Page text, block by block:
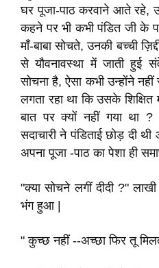
घर पूजा-पाठ करवाने आते रहे,
कहने पर भी कभी पंडित जी के
माँ-बाबा सोचते, उनकी बच्ची
से यौवनावस्था में जाती हुई
सोचना है, ऐसा कभी उन्होंने
लगता रहा था कि उसके शिक्षित
बात पर क्यों नहीं गया था
सदाचारी ने पंडिताई छोड़ दी
अपना पूजा -पाठ का पेशा ही
"क्या सोचने लगीं दीदी ?"
भंग हुआ |
" कुच्छ नहीं --अच्छा फिर तू